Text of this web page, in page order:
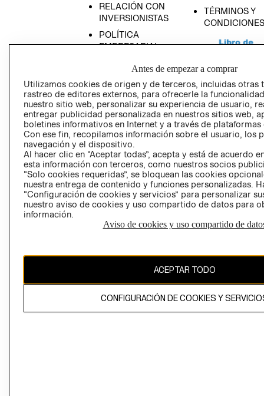
RELACIÓN CON
INVERSIONISTAS
POLÍTICA
EMPRESARIAL
TÉRMINOS Y
CONDICIONES
AVISO DE
PRIVACIDAD
GIFT CARD
El contenido de esta página web está protegido por copyright y es
propiedad de H&M Hennes & Mauritz AB
Antes de empezar a comprar
Utilizamos cookies de origen y de terceros, incluidas otras
rastreo de editores externos, para ofrecerle la
nuestro sitio web, personalizar su experiencia de usuario,
entregar publicidad personalizada en nuestros sitios web,
boletines informativos en Internet y a través de plataformas
Con ese fin, recopilamos información sobre el usuario, los
navegación y el dispositivo.
Al hacer clic en “Aceptar todas”, acepta y está de acuerdo
esta información con terceros, como nuestros socios
“Solo cookies requeridas”, se bloquean las cookies
nuestra entrega de contenido y funciones personalizadas.
“Configuración de cookies y servicios” para personalizar
nuestro aviso de cookies y uso compartido de datos para
información.
Aviso de cookies y uso compartido de
ACEPTAR TODO
CONFIGURACIÓN DE COOKIES Y